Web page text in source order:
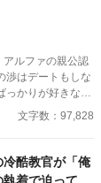
きることを選ん
ルファの親公認
はデートもしな
っかりが好きなん
えるつむぎ。 その
校生・沙也にか
から面倒なことい
聞き…… 「そっち
文字数：97,828
酷教官が「俺